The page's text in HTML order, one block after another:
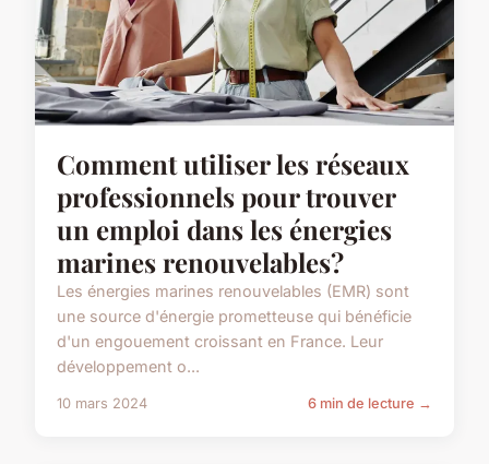
Comment utiliser les réseaux
professionnels pour trouver
un emploi dans les énergies
marines renouvelables?
Les énergies marines renouvelables (EMR) sont
une source d'énergie prometteuse qui bénéficie
d'un engouement croissant en France. Leur
développement o...
10 mars 2024 6 min de lecture →